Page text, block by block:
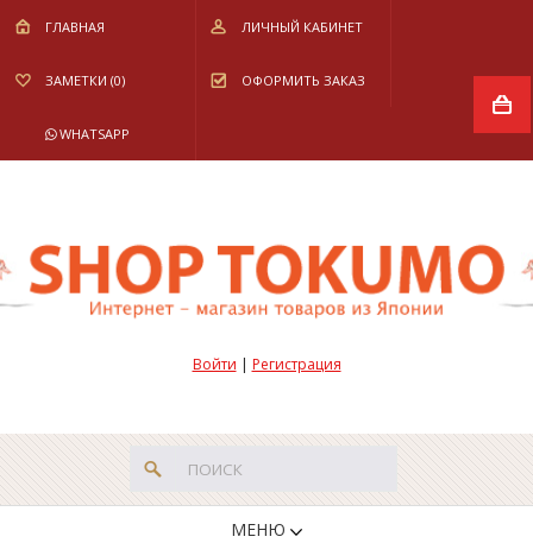
ГЛАВНАЯ ЛИЧНЫЙ КАБИНЕТ
ЗАМЕТКИ (0) ОФОРМИТЬ ЗАКАЗ
WHATSAPP
Войти | Регистрация
МЕНЮ